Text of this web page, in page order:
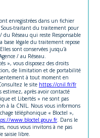
enregistrées dans un fichier
Sous-traitant du traitement pour
du Réseau qui reste Responsable
base légale du traitement repose
sont conservées jusqu'à
/ au Réseau.
», vous disposez des droits
de limitation et de portabilité
à tout moment en
le site https://cnil.fr/fr
après avoir contacté
et Libertés » ne sont pas
à la CNIL. Nous vous informons
téléphonique « Bloctel »,
www.bloctel.gouv.fr . Dans le
nous vous invitons à ne pas
saisie libre.